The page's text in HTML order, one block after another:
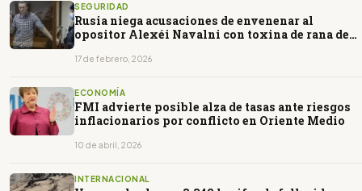
SEGURIDAD
Rusia niega acusaciones de envenenar al
opositor Alexéi Navalni con toxina de rana de
17 de febrero, 2026
ECONOMÍA
FMI advierte posible alza de tasas ante riesgos
inflacionarios por conflicto en Oriente Medio
10 de abril, 2026
INTERNACIONAL